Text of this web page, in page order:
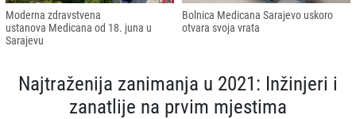
Moderna zdravstvena
ustanova Medicana od 18. juna u
Sarajevu
Bolnica Medicana Sarajevo uskoro
otvara svoja vrata
Najtraženija zanimanja u 2021: Inžinjeri i
zanatlije na prvim mjestima